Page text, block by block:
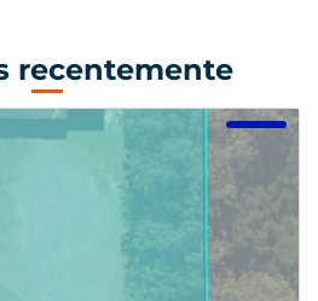
recentemente